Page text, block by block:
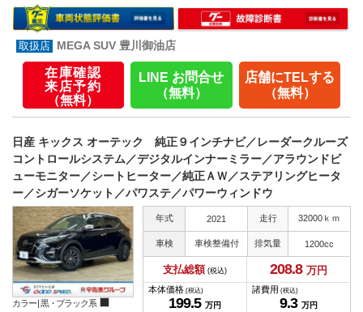
MEGA SUV 豊川御油店
在庫確認
来店予約
（無料）
LINE お問合せ
（無料）
店舗にTELする
（無料）
日産 キックス オーテック 純正９インチナビ／レーダークルーズ
コントロールシステム／デジタルインナーミラー／アラウンドビ
ューモニター／シートヒーター／純正ＡＷ／ステアリングヒータ
ー／シガーソケット／パワステ／パワーウィンドウ
カラー |黒・ブラック系
年式 2021 走行 32000ｋｍ
車検 車検整備付 排気量 1200cc
支払総額 (税込) 208.8 万円
本体価格 (税込)
199.5 万円
諸費用 (税込)
9.3 万円